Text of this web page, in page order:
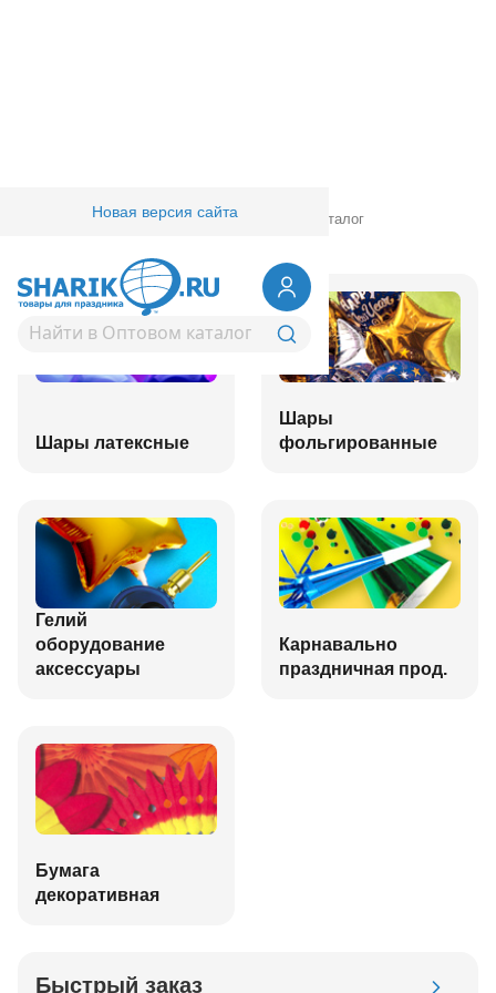
Новая версия сайта
Товары для праздника/ Оптовый каталог
Шары латексные
Шары
фольгированные
Гелий
оборудование
аксессуары
Карнавально
праздничная прод.
Бумага
декоративная
Быстрый заказ